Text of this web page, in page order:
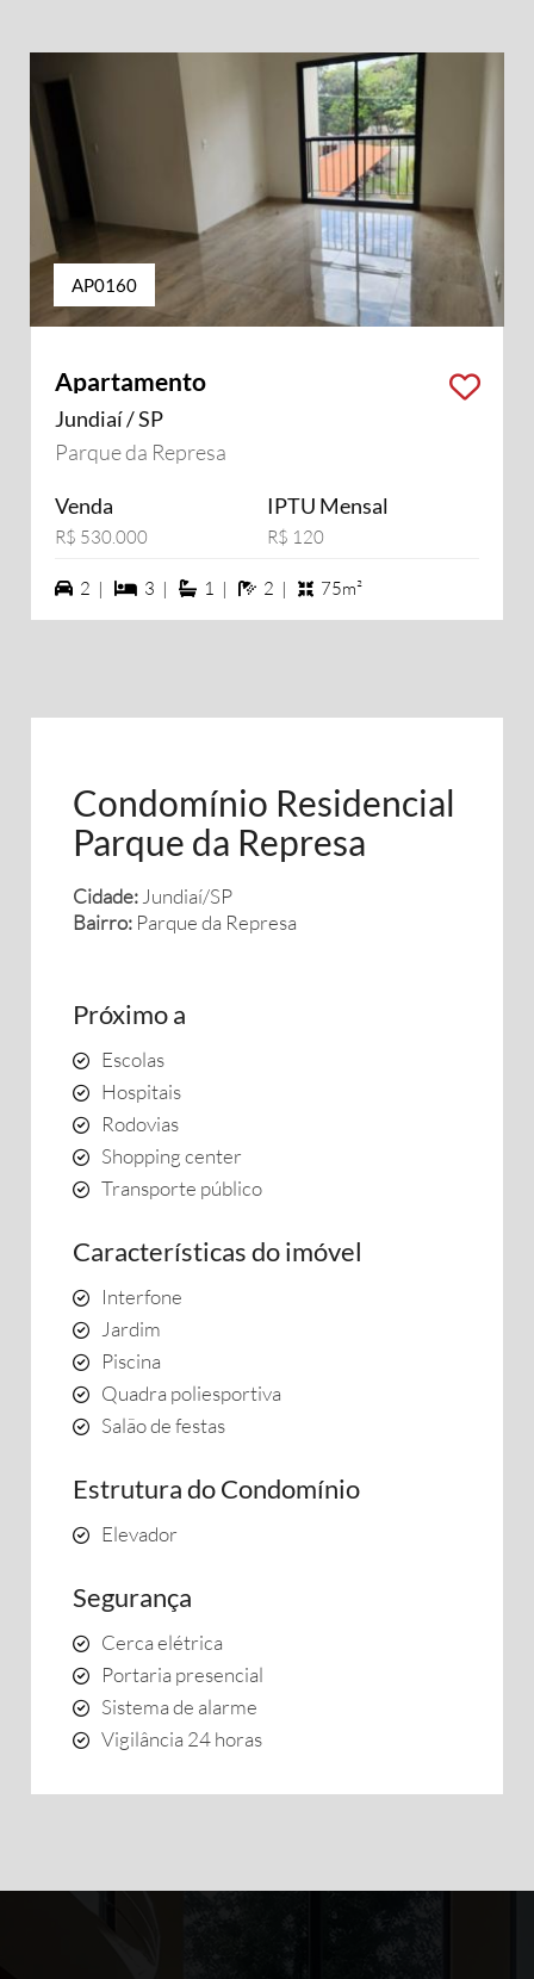
AP0160
Apartamento
Jundiaí / SP
Parque da Represa
Venda
R$ 530.000
IPTU Mensal
R$ 120
2 vagas na garagem
2 | 3 dormiórios
3 | 1 suítes
1 | 2 banheiros
2 | 75m²
Condomínio Residencial
Parque da Represa
Cidade: Jundiaí/SP
Bairro: Parque da Represa
Próximo a
Escolas
Hospitais
Rodovias
Shopping center
Transporte público
Características do imóvel
Interfone
Jardim
Piscina
Quadra poliesportiva
Salão de festas
Estrutura do Condomínio
Elevador
Segurança
Cerca elétrica
Portaria presencial
Sistema de alarme
Vigilância 24 horas